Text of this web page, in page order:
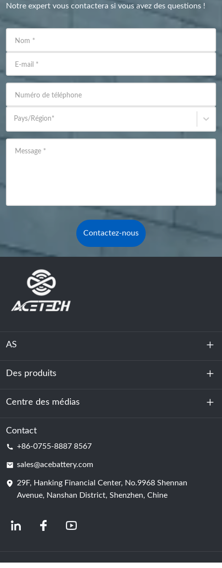
Notre expert vous contactera si vous avez des questions !
Nom *
E-mail *
Numéro de téléphone
Pays/Région*
Message *
Contactez-nous
AS
À propos de nous
Durabilité
Des produits
Stockage d'énergie
Centre de données et salle des serveurs
Cellule de batterie
Centre des médias
Nouvelles
Contact
+86-0755-8887 8567
sales@acebattery.com
29F, Hanking Financial Center, No.9968 Shennan
Avenue, Nanshan District, Shenzhen, Chine